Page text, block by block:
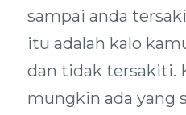
sampai anda
itu adalah kalo
dan tidak tersakiti.
mungkin ada yang